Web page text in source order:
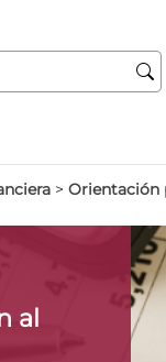
> Orientación
al